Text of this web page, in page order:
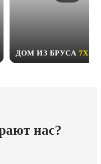
ДОМ ИЗ БРУСА 7Х9
нас?